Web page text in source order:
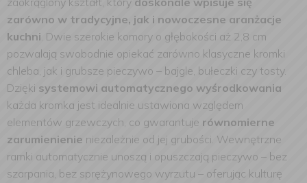
zarówno w tradycyjne, jak i nowoczesne aranżacje
kuchni. Dwie szerokie komory o głębokości aż 2,8 cm
pozwalają swobodnie opiekać zarówno klasyczne kromki
chleba, jak i grubsze pieczywo – bajgle, bułeczki czy tosty.
Dzięki systemowi automatycznego wyśrodkowania
każda kromka jest idealnie ustawiona względem
elementów grzewczych, co gwarantuje równomierne
zarumienienie niezależnie od jej grubości. Wewnętrzne
ramki automatycznie unoszą i opuszczają pieczywo – bez
szarpania, bez sprężynowego wyrzutu – oferując kulturę